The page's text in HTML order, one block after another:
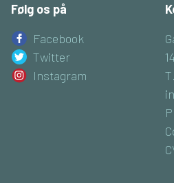
Følg os på
Facebook
Twitter
Instagram